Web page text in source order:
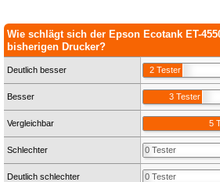
Wie schlägt sich der Epson Ecotank ET-
bisherigen Drucker?
Deutlich besser 2 Tester
Besser 3 Tester
Vergleichbar 5
Schlechter 0 Tester
Deutlich schlechter 0 Tester